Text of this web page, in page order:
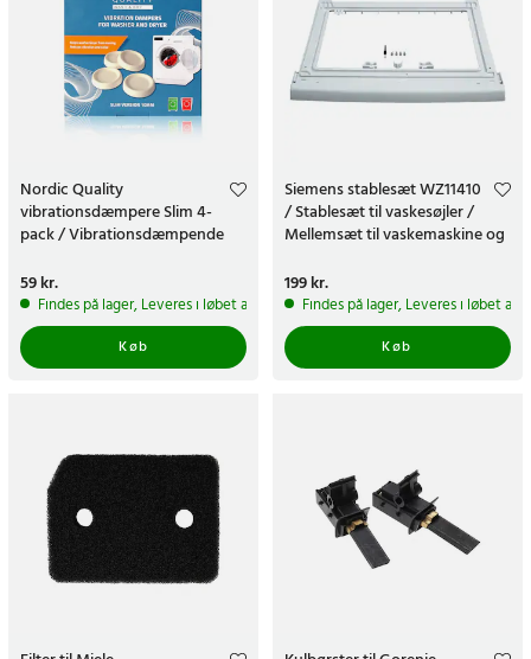
Nordic Quality
vibrationsdæmpere Slim 4-
pack / Vibrationsdæmpende
Pris:59 kr.
59 kr.
Findes på lager, Leveres i løbet af 1-2 hverdage
Køb
Siemens stablesæt WZ11410
/ Stablesæt til vaskesøjler /
Mellemsæt til vaskemaskine og
Pris:199 kr.
199 kr.
Findes på lager, Leveres i løbet af
Køb